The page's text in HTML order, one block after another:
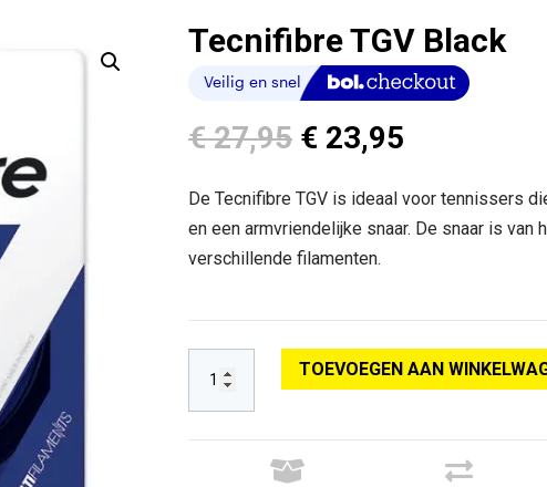
Tecnifibre TGV Black
€27,95 Oorspronkelijke
prijs
was:
€ 27,95.
€ 23,95
is:
€ 23,95.
De Tecnifibre TGV is ideaal voor tennissers
en een armvriendelijke snaar. De snaar is
verschillende filamenten.
TOEVOEGEN AAN
 